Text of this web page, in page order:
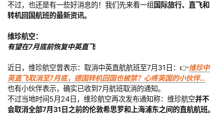
不过，也还是有一些好消息的！我们先来看一组 国际旅行、直飞和
转机回国航班的最新资讯。
维珍航空：
有望在7月底前恢复中英直飞
近日，维珍航空曾表示：取消中英直航航班至7月31日：👉维珍中
英直飞取消至7月底，德国转机回国也被禁？心疼英国的小伙伴…
也有小伙伴表示，确实已收到7月航班取消的通知。
不过当地时间5月24日，维珍航空再次发布通知称：维珍航空并不
会取消全部7月31日之前的伦敦希思罗和上海浦东之间的直航航班。